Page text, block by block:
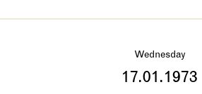
Wednesday
17.01.1973